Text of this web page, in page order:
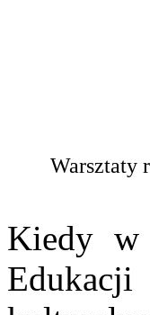
Warsztaty
Kiedy w